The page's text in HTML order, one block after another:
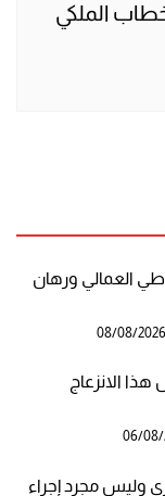
الملكي
العمالي ورهان
08/08/2026
الانزعاج
06/08/
وليس مجرد إجراء